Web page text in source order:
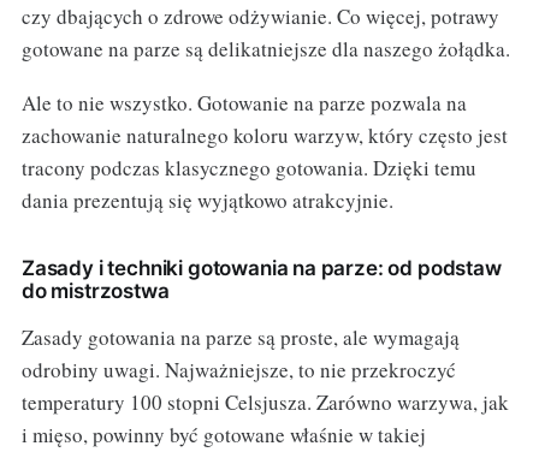
czy dbających o zdrowe odżywianie. Co więcej, potrawy
gotowane na parze są delikatniejsze dla naszego żołądka.
Ale to nie wszystko. Gotowanie na parze pozwala na
zachowanie naturalnego koloru warzyw, który często jest
tracony podczas klasycznego gotowania. Dzięki temu
dania prezentują się wyjątkowo atrakcyjnie.
Zasady i techniki gotowania na parze: od podstaw
do mistrzostwa
Zasady gotowania na parze są proste, ale wymagają
odrobiny uwagi. Najważniejsze, to nie przekroczyć
temperatury 100 stopni Celsjusza. Zarówno warzywa, jak
i mięso, powinny być gotowane właśnie w takiej